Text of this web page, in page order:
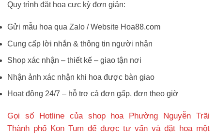
Quy trình đặt hoa cực kỳ đơn giản:
Gửi mẫu hoa qua Zalo / Website Hoa88.com
Cung cấp lời nhắn & thông tin người nhận
Shop xác nhận – thiết kế – giao tận nơi
Nhận ảnh xác nhận khi hoa được bàn giao
Hoạt động 24/7 – hỗ trợ cả đơn gấp, đơn theo giờ
Gọi số Hotline của shop hoa Phường Nguyễn Trãi
Thành phố Kon Tum để được tư vấn và đặt hoa một